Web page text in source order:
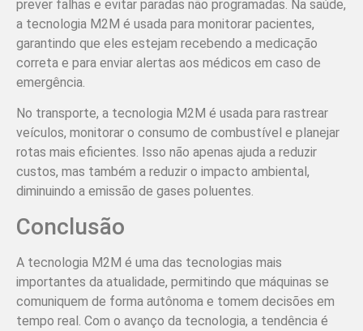
prever falhas e evitar paradas não programadas. Na saúde,
a tecnologia M2M é usada para monitorar pacientes,
garantindo que eles estejam recebendo a medicação
correta e para enviar alertas aos médicos em caso de
emergência.
No transporte, a tecnologia M2M é usada para rastrear
veículos, monitorar o consumo de combustível e planejar
rotas mais eficientes. Isso não apenas ajuda a reduzir
custos, mas também a reduzir o impacto ambiental,
diminuindo a emissão de gases poluentes.
Conclusão
A tecnologia M2M é uma das tecnologias mais
importantes da atualidade, permitindo que máquinas se
comuniquem de forma autônoma e tomem decisões em
tempo real. Com o avanço da tecnologia, a tendência é